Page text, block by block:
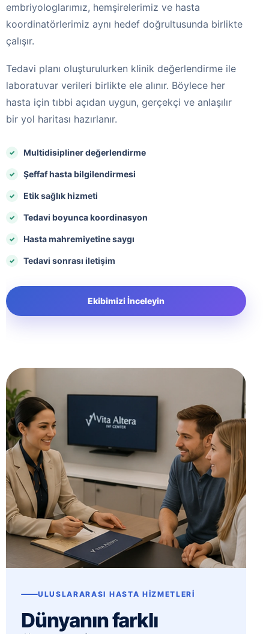
embriyologlarımız, hemşirelerimiz ve hasta
koordinatörlerimiz aynı hedef doğrultusunda birlikte
çalışır.
Tedavi planı oluşturulurken klinik değerlendirme ile
laboratuvar verileri birlikte ele alınır. Böylece her
hasta için tıbbi açıdan uygun, gerçekçi ve anlaşılır
bir yol haritası hazırlanır.
Multidisipliner değerlendirme
Şeffaf hasta bilgilendirmesi
Etik sağlık hizmeti
Tedavi boyunca koordinasyon
Hasta mahremiyetine saygı
Tedavi sonrası iletişim
Ekibimizi İnceleyin
ULUSLARARASI HASTA HIZMETLERI
Dünyanın farklı